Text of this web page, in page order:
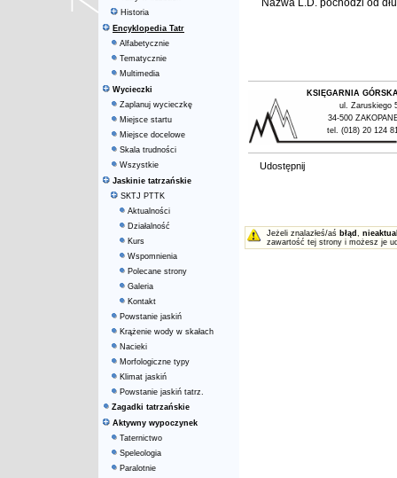
Historia
Encyklopedia Tatr
Alfabetycznie
Tematycznie
Multimedia
Wycieczki
Zaplanuj wycieczkę
Miejsce startu
Miejsce docelowe
Skala trudności
Wszystkie
Jaskinie tatrzańskie
SKTJ PTTK
Aktualności
Działalność
Kurs
Wspomnienia
Polecane strony
Galeria
Kontakt
Powstanie jaskiń
Krążenie wody w skałach
Nacieki
Morfologiczne typy
Klimat jaskiń
Powstanie jaskiń tatrz.
Zagadki tatrzańskie
Aktywny wypoczynek
Taternictwo
Speleologia
Paralotnie
Nazwa L.D. pochodzi od
KSIĘGARNIA
ul. Zaruskiego
34-500
tel. (018) 20 124
Udostępnij
Jeżeli znalazłeś/aś błąd ,
zawartość tej strony i możesz je